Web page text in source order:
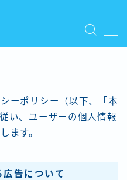
ーポリシー（以下、「本
い、ユーザーの個人情報
ます。
告について